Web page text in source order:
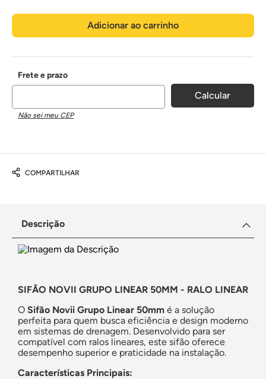
Adicionar ao carrinho
Não sei meu CEP
COMPARTILHAR
Descrição
SIFÃO NOVII GRUPO LINEAR 50MM - RALO LINEAR
O Sifão Novii Grupo Linear 50mm é a solução
perfeita para quem busca eficiência e design moderno
em sistemas de drenagem. Desenvolvido para ser
compatível com ralos lineares, este sifão oferece
desempenho superior e praticidade na instalação.
Características Principais: